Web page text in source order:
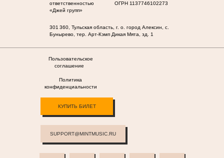
ответственностью
«Джей групп»
ОГРН 1137746102273
301 360, Тульская область, г. о. город Алексин, с.
Бунырево, тер. Арт-Кэмп Дикая Мята, зд. 1
Пользовательское
соглашение
Политика
конфиденциальности
КУПИТЬ БИЛЕТ
SUPPORT@MINTMUSIC.RU